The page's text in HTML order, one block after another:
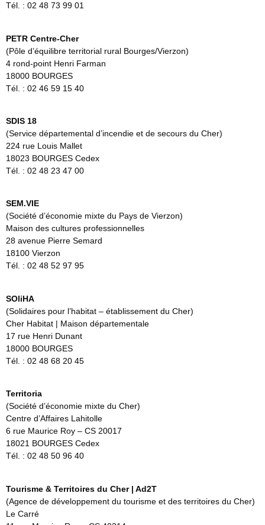
Tél. : 02 48 73 99 01
PETR Centre-Cher
(Pôle d’équilibre territorial rural Bourges/Vierzon)
4 rond-point Henri Farman
18000 BOURGES
Tél. : 02 46 59 15 40
SDIS 18
(Service départemental d’incendie et de secours du Cher)
224 rue Louis Mallet
18023 BOURGES Cedex
Tél. : 02 48 23 47 00
SEM.VIE
(Société d’économie mixte du Pays de Vierzon)
Maison des cultures professionnelles
28 avenue Pierre Semard
18100 Vierzon
Tél. : 02 48 52 97 95
SOliHA
(Solidaires pour l’habitat – établissement du Cher)
Cher Habitat | Maison départementale
17 rue Henri Dunant
18000 BOURGES
Tél. : 02 48 68 20 45
Territoria
(Société d’économie mixte du Cher)
Centre d’Affaires Lahitolle
6 rue Maurice Roy – CS 20017
18021 BOURGES Cedex
Tél. : 02 48 50 96 40
Tourisme & Territoires du Cher | Ad2T
(Agence de développement du tourisme et des territoires du Cher)
Le Carré